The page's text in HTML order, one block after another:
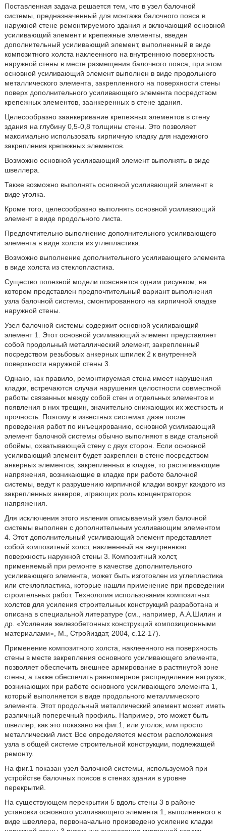
Поставленная задача решается тем, что в узел балочной
системы, предназначенный для монтажа балочного пояса в
наружной стене ремонтируемого здания и включающий основной
усиливающий элемент и крепежные элементы, введен
дополнительный усиливающий элемент, выполненный в виде
композитного холста наклеенного на внутреннюю поверхность
наружной стены в месте размещения балочного пояса, при этом
основной усиливающий элемент выполнен в виде продольного
металлического элемента, закрепленного на поверхности стены
поверх дополнительного усиливающего элемента посредством
крепежных элементов, заанкеренных в стене здания.
Целесообразно заанкеривание крепежных элементов в стену
здания на глубину 0,5-0,8 толщины стены. Это позволяет
максимально использовать кирпичную кладку для надежного
закрепления крепежных элементов.
Возможно основной усиливающий элемент выполнять в виде
швеллера.
Также возможно выполнять основной усиливающий элемент в
виде уголка.
Кроме того, целесообразно выполнять основной усиливающий
элемент в виде продольного листа.
Предпочтительно выполнение дополнительного усиливающего
элемента в виде холста из углепластика.
Возможно выполнение дополнительного усиливающего элемента
в виде холста из стеклопластика.
Существо полезной модели поясняется одним рисунком, на
котором представлен предпочтительный вариант выполнения
узла балочной системы, смонтированного на кирпичной кладке
наружной стены.
Узел балочной системы содержит основной усиливающий
элемент 1. Этот основной усиливающий элемент представляет
собой продольный металлический элемент, закрепленный
посредством резьбовых анкерных шпилек 2 к внутренней
поверхности наружной стены 3.
Однако, как правило, ремонтируемая стена имеет нарушения
кладки, встречаются случаи нарушения целостности совместной
работы связанных между собой стен и отдельных элементов и
появления в них трещин, значительно снижающих их жесткость и
прочность. Поэтому в известных системах даже после
проведения работ по инъецированию, основной усиливающий
элемент балочной системы обычно выполняют в виде стальной
обоймы, охватывающей стену с двух сторон. Если основной
усиливающий элемент будет закреплен в стене посредством
анкерных элементов, закрепленных в кладке, то растягивающие
напряжения, возникающие в кладке при работе балочной
системы, ведут к разрушению кирпичной кладки вокруг каждого из
закрепленных анкеров, играющих роль концентраторов
напряжения.
Для исключения этого явления описываемый узел балочной
системы выполнен с дополнительным усиливающим элементом
4. Этот дополнительный усиливающий элемент представляет
собой композитный холст, наклеенный на внутреннюю
поверхность наружной стены 3. Композитный холст,
применяемый при ремонте в качестве дополнительного
усиливающего элемента, может быть изготовлен из углепластика
или стеклопластика, которые нашли применение при проведении
строительных работ. Технология использования композитных
холстов для усиления строительных конструкций разработана и
описана в специальной литературе (см., например, А.А.Шилин и
др. «Усиление железобетонных конструкций композиционными
материалами», М., Стройиздат, 2004, с.12-17).
Применение композитного холста, наклеенного на поверхность
стены в месте закрепления основного усиливающего элемента,
позволяет обеспечить внешнее армирование в растянутой зоне
стены, а также обеспечить равномерное распределение нагрузок,
возникающих при работе основного усиливающего элемента 1,
который выполняется в виде продольного металлического
элемента. Этот продольный металлический элемент может иметь
различный поперечный профиль. Например, это может быть
швеллер, как это показано на фиг.1, или уголок, или просто
металлический лист. Все определяется местом расположения
узла в общей системе строительной конструкции, подлежащей
ремонту.
На фиг.1 показан узел балочной системы, используемой при
устройстве балочных поясов в стенах здания в уровне
перекрытий.
На существующем перекрытии 5 вдоль стены 3 в районе
установки основного усиливающего элемента 1, выполненного в
виде швеллера, первоначально произведено усиление кладки